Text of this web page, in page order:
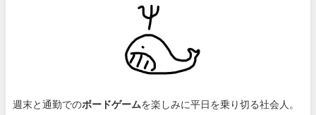
週末と通勤でのボードゲームを楽しみに平日を乗り切る社会人。